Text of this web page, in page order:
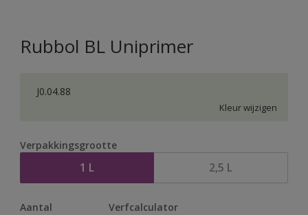
Rubbol BL Uniprimer
J0.04.88
Kleur wijzigen
Verpakkingsgrootte
1 L 2,5 L
Aantal Verfcalculator